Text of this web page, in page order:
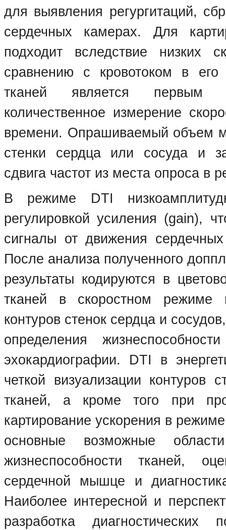
для выявления регургитаций,
сердечных камерах. Для
подходит вследствие низких
сравнению с кровотоком в его
тканей является первым
количественное измерение
времени. Опрашиваемый объем
стенки сердца или сосуда и
сдвига частот из места опроса в
В режиме DTI
регулировкой усиления (gain),
сигналы от движения
После анализа полученного
результаты кодируются в
тканей в скоростном режиме
контуров стенок сердца и
определения
эхокардиографии. DTI в
четкой визуализации контуров
тканей, а кроме того при
картирование ускорения в
основные возможные
жизнеспособности тканей,
сердечной мышце и
Наиболее интересной и
разработка